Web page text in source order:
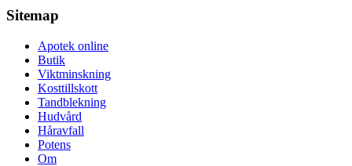
Sitemap
Apotek online
Butik
Viktminskning
Kosttillskott
Tandblekning
Hudvård
Håravfall
Potens
Om